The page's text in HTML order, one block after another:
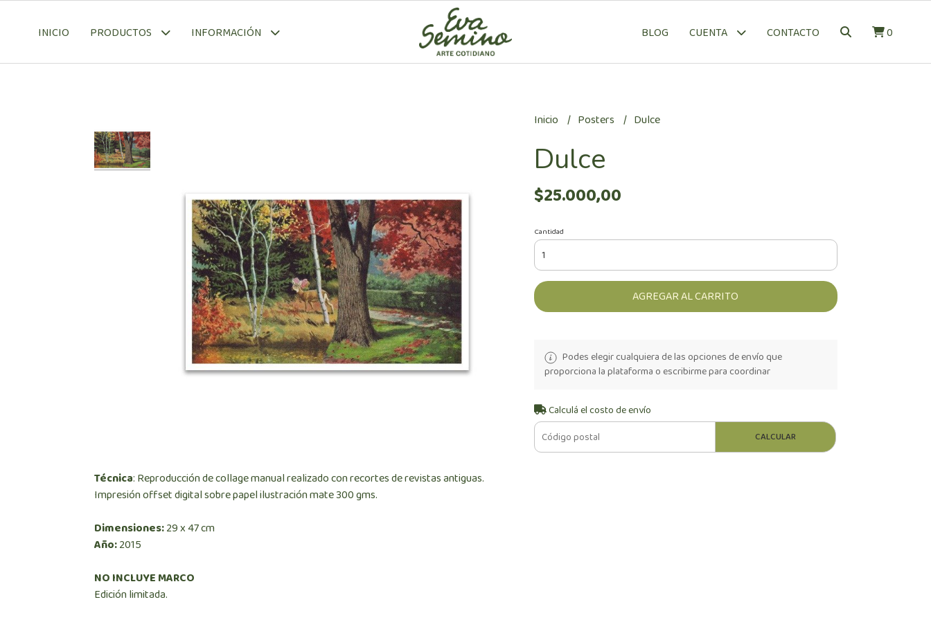
INICIO PRODUCTOS INFORMACIÓN BLOG CUENTA CONTACTO 0
Técnica: Reproducción de collage manual realizado con recortes de revistas antiguas.
Impresión offset digital sobre papel ilustración mate 300 gms.
Dimensiones:29 x 47 cm
Año:2015
NO INCLUYE MARCO
Edición limitada.
Inicio Posters Dulce
Dulce
$25.000,00
Cantidad
AGREGAR AL CARRITO
Podes elegir cualquiera de las opciones de envío que
proporciona la plataforma o escribirme para coordinar
Calculá el costo de envío
CALCULAR